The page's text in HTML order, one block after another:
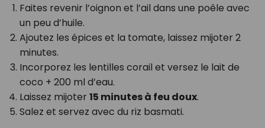
Faites revenir l’oignon et l’ail dans une poêle avec
un peu d’huile.
Ajoutez les épices et la tomate, laissez mijoter 2
minutes.
Incorporez les lentilles corail et versez le lait de
coco + 200 ml d’eau.
Laissez mijoter 15 minutes à feu doux.
Salez et servez avec du riz basmati.